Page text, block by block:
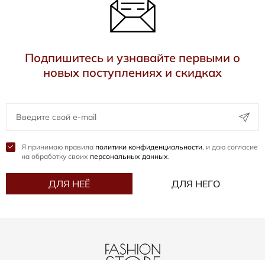
Подпишитесь и узнавайте первыми о
новых поступлениях и скидках
Я принимаю правила политики конфиденциальности, и даю согласие
на обработку своих персональных данных.
ДЛЯ НЕЁ ДЛЯ НЕГО